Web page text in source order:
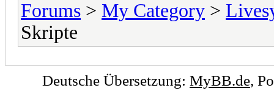
Forums > My Category >
Skripte
Deutsche Übersetzung: MyBB.de,